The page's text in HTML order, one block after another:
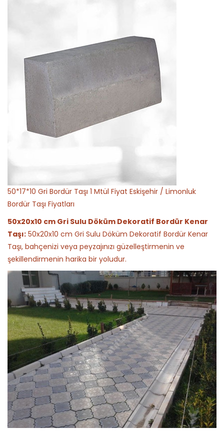
50*17*10 Gri Bordür Taşı 1 Mtül Fiyat Eskişehir / Limonluk
Bordür Taşı Fiyatları
50x20x10 cm Gri Sulu Döküm Dekoratif Bordür Kenar
Taşı: 50x20x10 cm Gri Sulu Döküm Dekoratif Bordür Kenar
Taşı, bahçenizi veya peyzajınızı güzelleştirmenin ve
şekillendirmenin harika bir yoludur.